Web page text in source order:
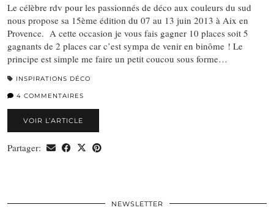
Le célèbre rdv pour les passionnés de déco aux couleurs du sud
nous propose sa 15ème édition du 07 au 13 juin 2013 à Aix en
Provence. A cette occasion je vous fais gagner 10 places soit 5
gagnants de 2 places car c’est sympa de venir en binôme ! Le
principe est simple me faire un petit coucou sous forme…
INSPIRATIONS DÉCO
4 COMMENTAIRES
VOIR L’ARTICLE
Partager:
NEWSLETTER